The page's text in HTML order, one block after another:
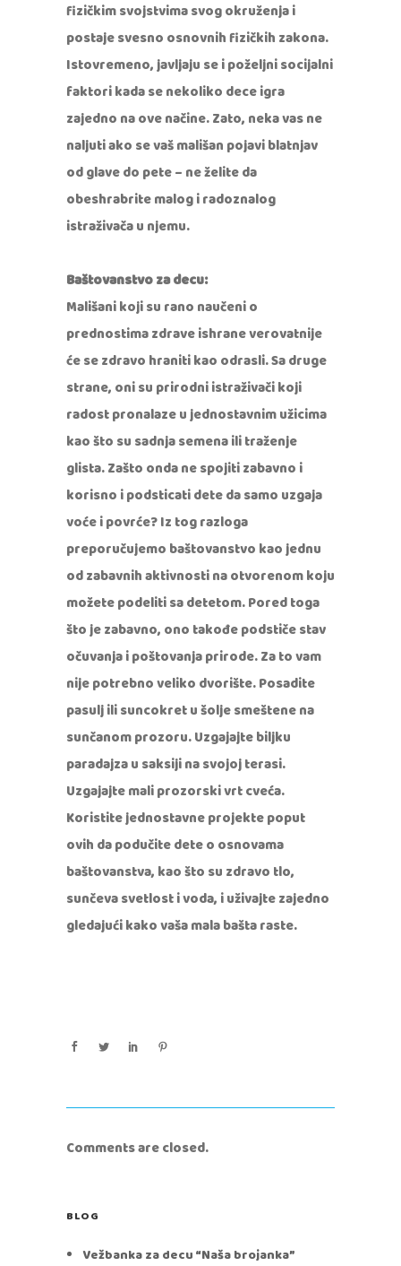
fizičkim svojstvima svog okruženja i
postaje svesno osnovnih fizičkih zakona.
Istovremeno, javljaju se i poželjni socijalni
faktori kada se nekoliko dece igra
zajedno na ove načine. Zato, neka vas ne
naljuti ako se vaš mališan pojavi blatnjav
od glave do pete – ne želite da
obeshrabrite malog i radoznalog
istraživača u njemu.
Baštovanstvo za decu:
Mališani koji su rano naučeni o
prednostima zdrave ishrane verovatnije
će se zdravo hraniti kao odrasli. Sa druge
strane, oni su prirodni istraživači koji
radost pronalaze u jednostavnim užicima
kao što su sadnja semena ili traženje
glista. Zašto onda ne spojiti zabavno i
korisno i podsticati dete da samo uzgaja
voće i povrće? Iz tog razloga
preporučujemo baštovanstvo kao jednu
od zabavnih aktivnosti na otvorenom koju
možete podeliti sa detetom. Pored toga
što je zabavno, ono takođe podstiče stav
očuvanja i poštovanja prirode. Za to vam
nije potrebno veliko dvorište. Posadite
pasulj ili suncokret u šolje smeštene na
sunčanom prozoru. Uzgajajte biljku
paradajza u saksiji na svojoj terasi.
Uzgajajte mali prozorski vrt cveća.
Koristite jednostavne projekte poput
ovih da podučite dete o osnovama
baštovanstva, kao što su zdravo tlo,
sunčeva svetlost i voda, i uživajte zajedno
gledajući kako vaša mala bašta raste.
Comments are closed.
BLOG
Vežbanka za decu “Naša brojanka”